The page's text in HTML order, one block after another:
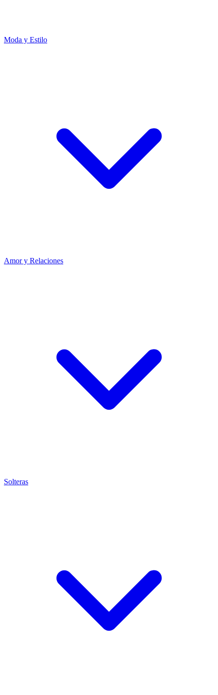
Moda y Estilo
Amor y Relaciones
Solteras